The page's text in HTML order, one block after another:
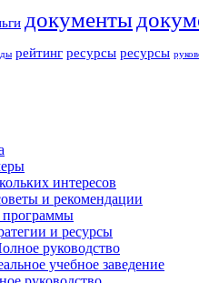
документы
рейтинг ресурсы ресурсы
интересов
и рекомендации
программы
и ресурсы
руководство
учебное заведение